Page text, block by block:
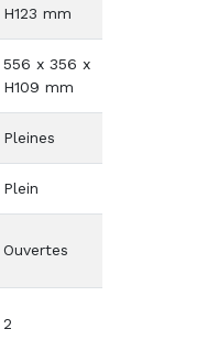
H123 mm
556 x 356 x
H109 mm
Pleines
Plein
Ouvertes
2